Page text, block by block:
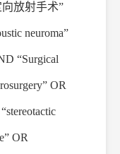
放射手术”
neuroma”
“Surgical
OR
OR